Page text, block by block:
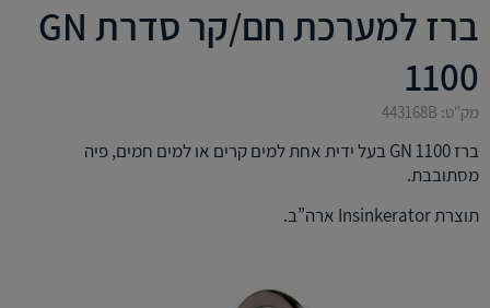
ברז למערכת חם/קר סדרת GN
1100
מק"ט: 443168B
ברז GN 1100 בעל ידית אחת למים קרים או למים חמים, פיה
מסתובבת.
תוצרת Insinkerator ארה”ב.